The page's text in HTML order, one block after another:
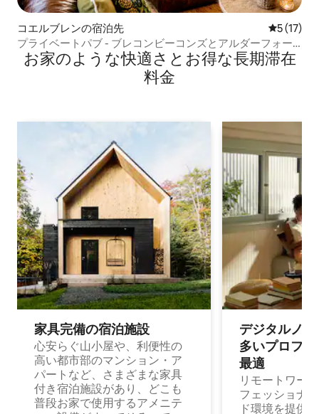
コエルブレンの宿泊先 レビュー
5 (17)
プライベートパブ - ブレコンビーコンズとアルダーフォー
ルズでのグループ滞在
お家のような快⁠適⁠さ⁠とお⁠得⁠な長⁠期⁠滞⁠在
料⁠金
家具完備の宿⁠泊⁠施⁠設
心安らぐ山小屋や、利便性の
高い都市部のマンション・ア
パートなど、さまざまな家具
付き宿泊施設があり、どこも
普段お家で使用するアメニテ
デジタルノ
多⁠いプ⁠ロ⁠フ⁠
最⁠適
リモートワー
フェッショナ
ド環境を提供